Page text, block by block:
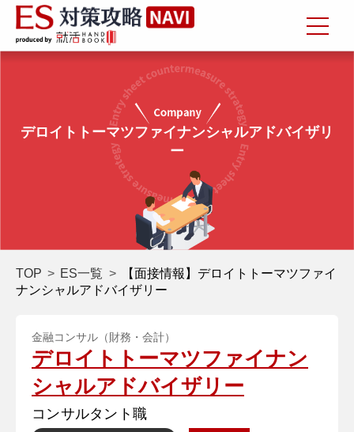
デロイトトーマツファイナンシャルアドバイザリ
ー
TOP ES一覧
【面接情報】デロイトトーマツファイ
ナンシャルアドバイザリー
金融コンサル（財務・会計）
デロイトトーマツファイナン
シャルアドバイザリー
コンサルタント職